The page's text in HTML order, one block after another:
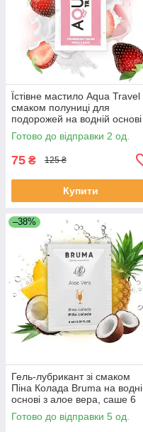
Їстівне мастило Aqua Travel
смаком полуниці для
подорожей на водній основі
(6 мл)
Готово до відправки 2 од.
75 ₴ 125 ₴
Купити
–38%
Гель-лубрикант зі смаком
Піна Колада Bruma на
основі з алое вера, саше 6
мл
Готово до відправки 5 од.